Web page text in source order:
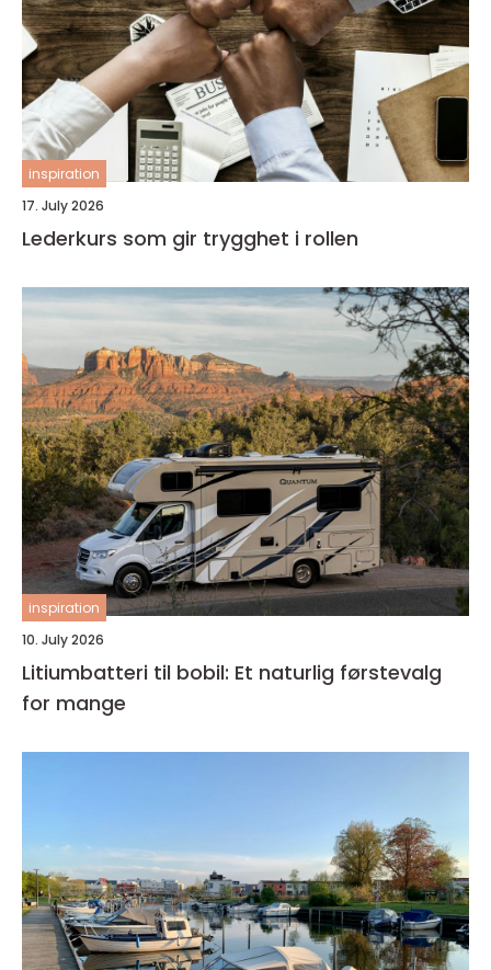
inspiration
17. July 2026
Lederkurs som gir trygghet i rollen
inspiration
10. July 2026
Litiumbatteri til bobil: Et naturlig førstevalg
for mange